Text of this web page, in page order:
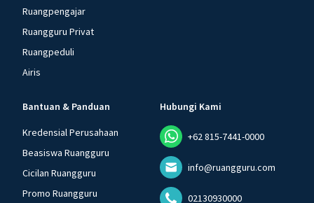
Ruangpengajar
Ruangguru Privat
Ruangpeduli
Airis
Bantuan & Panduan
Kredensial Perusahaan
Beasiswa Ruangguru
Cicilan Ruangguru
Promo Ruangguru
Hubungi Kami
+62 815-7441-0000
info@ruangguru.com
02130930000